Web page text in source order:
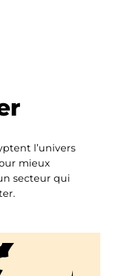
l’univers
mieux
secteur qui